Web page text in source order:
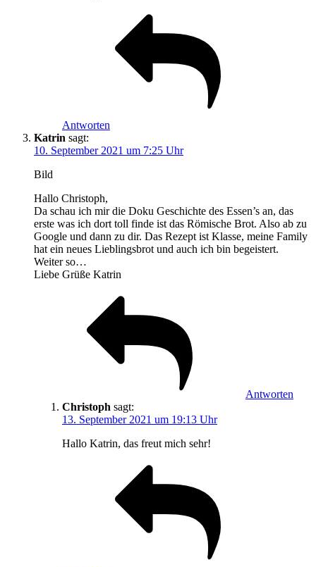
Antworten
Katrin sagt:
10. September 2021 um 7:25 Uhr
Bild
Hallo Christoph,
Da schau ich mir die Doku Geschichte des Essen’s an, das
erste was ich dort toll finde ist das Römische Brot. Also ab zu
Google und dann zu dir. Das Rezept ist Klasse, meine Family
hat ein neues Lieblingsbrot und auch ich bin begeistert.
Weiter so…
Liebe Grüße Katrin
Antworten
Christoph sagt:
13. September 2021 um 19:13 Uhr
Hallo Katrin, das freut mich sehr!